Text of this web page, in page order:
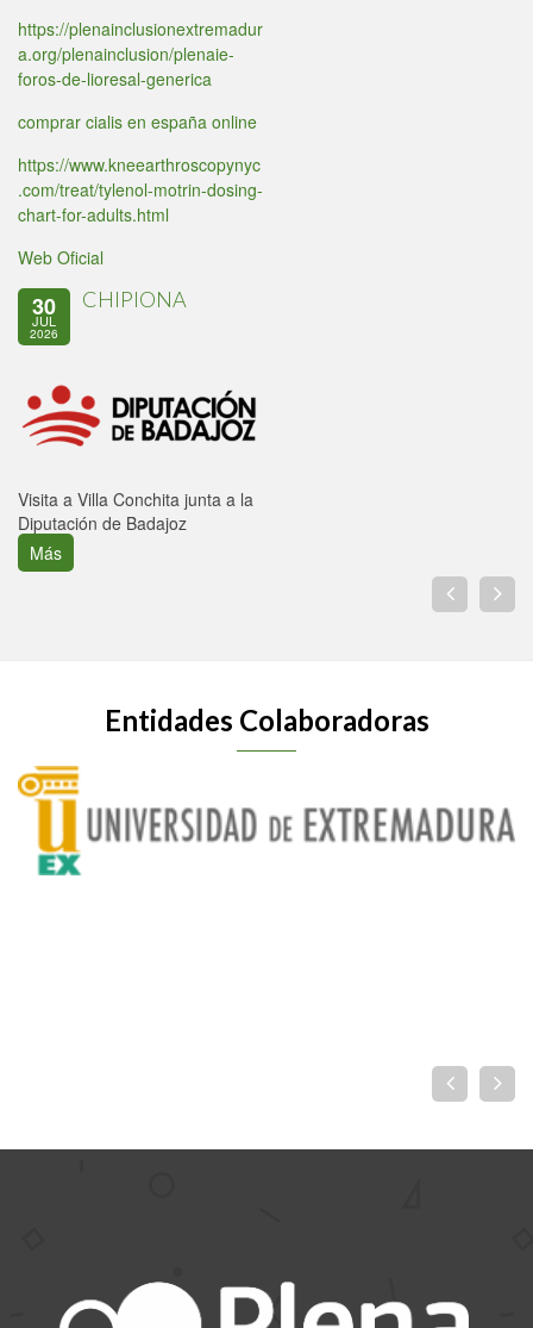
https://plenainclusionextremadur
a.org/plenainclusion/plenaie-
foros-de-lioresal-generica
comprar cialis en españa online
https://www.kneearthroscopynyc
.com/treat/tylenol-motrin-dosing-
chart-for-adults.html
Web Oficial
30
JUL
2026
CHIPIONA
Visita a Villa Conchita junta a la
Diputación de Badajoz
Más
Entidades Colaboradoras